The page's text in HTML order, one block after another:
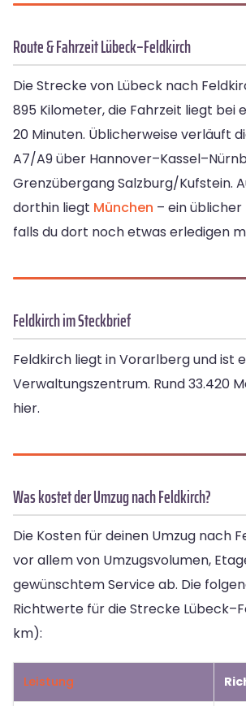
Route & Fahrzeit Lübeck–Feldkirch
Die Strecke von Lübeck nach
895 Kilometer, die Fahrzeit liegt bei
20 Minuten. Üblicherweise verläuft
A7/A9 über
Grenzübergang Salzburg/Kufstein.
dorthin liegt München – ein
falls du dort noch etwas erledigen
Feldkirch im Steckbrief
Feldkirch liegt in Vorarlberg und ist
Verwaltungszentrum. Rund 33.420
hier.
Was kostet der Umzug nach Feldkirch?
Die Kosten für deinen Umzug nach
vor allem von Umzugsvolumen,
gewünschtem Service ab. Die
Richtwerte für die Strecke
km):
Leistung